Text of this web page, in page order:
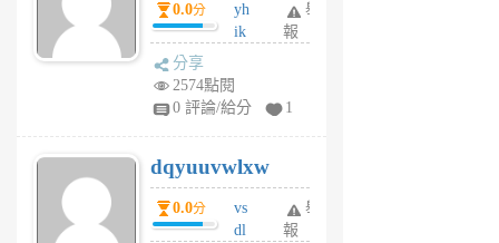
前
0.0分
yh
ik
tu
6
個
月
前
舉
報
分享
2574點閱
0 評論/給分
1
dqyuuvwlxw
0.0分
vs
dl
舉
報